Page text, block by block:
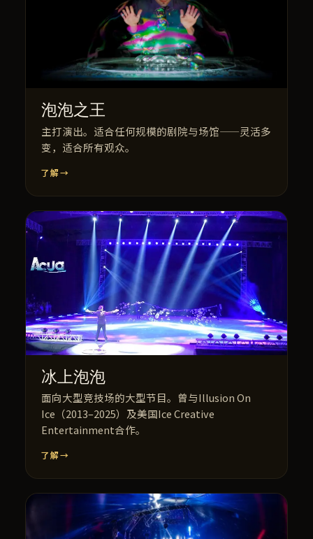
泡泡之王
主打演出。适合任何规模的剧院与场馆——灵活多
变，适合所有观众。
了解→
冰上泡泡
面向大型竞技场的大型节目。曾与Illusion On
Ice（2013–2025）及美国Ice Creative
Entertainment合作。
了解→